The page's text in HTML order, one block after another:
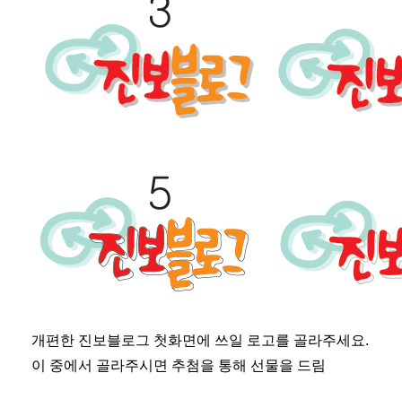
개편한 진보블로그 첫화면에 쓰일 로고를 골라주세요.
이 중에서 골라주시면 추첨을 통해 선물을 드림